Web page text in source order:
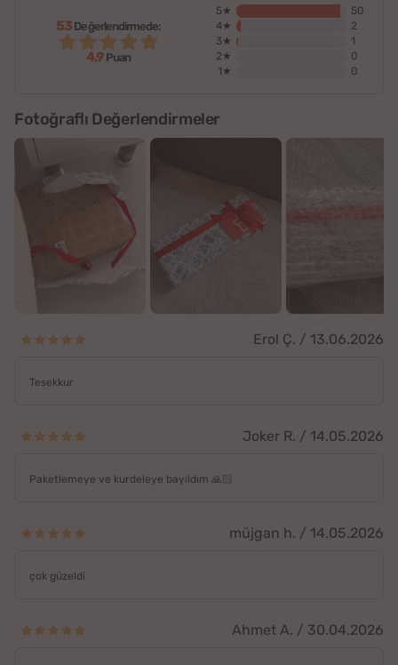
53 Değerlendirmede:
4,9 Puan
5★
50
4★
2
3★
1
2★
0
1★
0
Fotoğraflı Değerlendirmeler
Erol Ç. / 13.06.2026
Tesekkur
Joker R. / 14.05.2026
Paketlemeye ve kurdeleye bayıldım 🙏🏻
müjgan h. / 14.05.2026
çok güzeldi
Ahmet A. / 30.04.2026